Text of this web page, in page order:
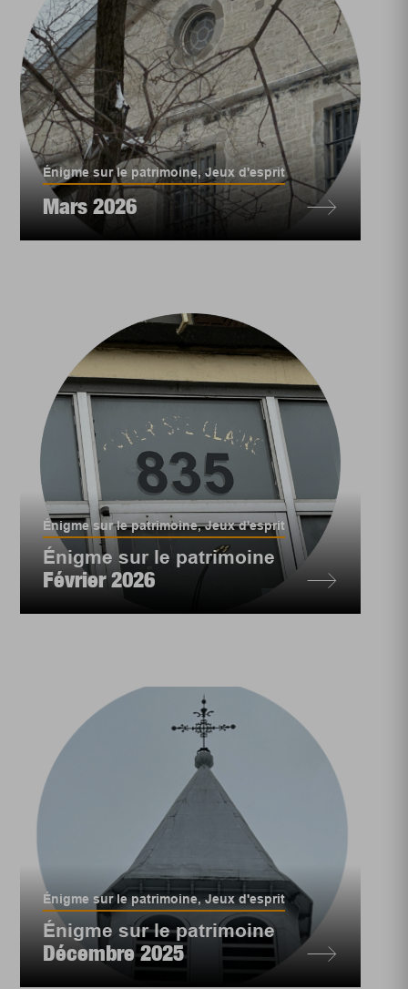
Énigme sur le patrimoine,Jeux d'esprit
Mars 2026
Énigme sur le patrimoine,Jeux d'esprit
Énigme sur le patrimoine
Février 2026
Énigme sur le patrimoine,Jeux d'esprit
Énigme sur le patrimoine
Décembre 2025